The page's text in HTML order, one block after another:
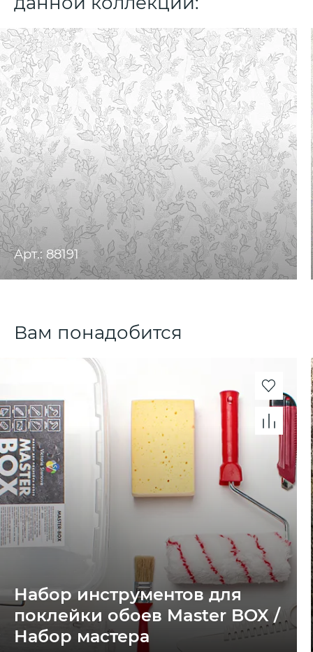
Арт.: 88191
Вам понадобится
Набор инструментов для
поклейки обоев Master BOX /
Набор мастера